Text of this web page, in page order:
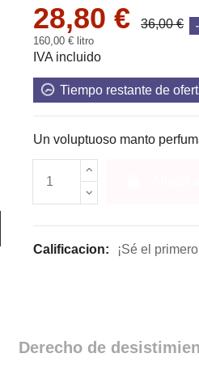
28,80 € 36,00 €
160,00 € litro
IVA incluido
Tiempo restante de
Un voluptuoso manto
Calificacion: ¡Sé el
Derecho de